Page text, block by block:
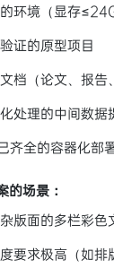
环境（显存
证的原型项目
档（论文、报告
处理的中间数据
齐全的容器化部
的场景：
版面的多栏彩色
要求极高（如排